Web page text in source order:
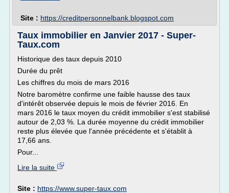
Site : https://creditpersonnelbank.blogspot.com
Taux immobilier en Janvier 2017 - Super-
Taux.com
Historique des taux depuis 2010
Durée du prêt
Les chiffres du mois de mars 2016
Notre baromètre confirme une faible hausse des taux
d'intérêt observée depuis le mois de février 2016. En
mars 2016 le taux moyen du crédit immobilier s'est stabilisé
autour de 2,03 %. La durée moyenne du crédit immobilier
reste plus élevée que l'année précédente et s'établit à
17,66 ans.
Pour...
Lire la suite
Site : https://www.super-taux.com